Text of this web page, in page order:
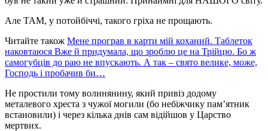
Але ТАМ, у потойбіччі, такого гріха не прощають.
Читайте також Мене програв в карти мій коханий. Таблеток
наковтаюся Вже й придумала, що зроблю це на Трійцю. Бо ж
самогубців до раю не впускають. А так – свято велике, може,
Господь і пробачив би…
Не простили тому волинянину, який привіз додому
металевого хреста з чужої могили (бо небіжчику пам’ятник
встановили) і через кілька днів сам відійшов у Царство
мертвих.